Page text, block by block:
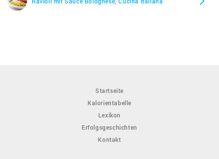
Startseite
Kalorientabelle
Lexikon
Erfolgsgeschichten
Kontakt